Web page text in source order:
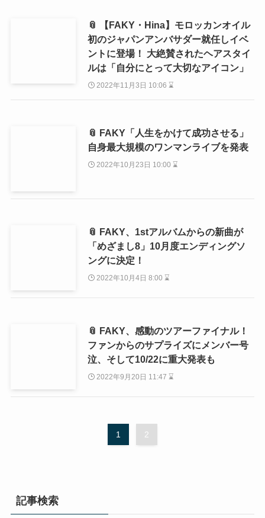
📎 【FAKY・Hina】モロッカンオイル
初のジャパンアンバサダー就任しイベ
ントに登場！ 大絶賛されたヘアスタイ
ルは「自分にとって大切なアイコン」
2022年11月3日 10:06 ⌛
📎 FAKY「人生をかけて成功させる」
自身最大規模のワンマンライブを発表
2022年10月23日 10:00 ⌛
📎 FAKY、1stアルバムからの新曲が
「めざまし8」10月度エンディングソ
ングに決定！
2022年10月4日 8:00 ⌛
📎 FAKY、感動のツアーファイナル！
ファンからのサプライズにメンバー号
泣、そして10/22に重大発表も
2022年9月20日 11:47 ⌛
1 2
記事検索